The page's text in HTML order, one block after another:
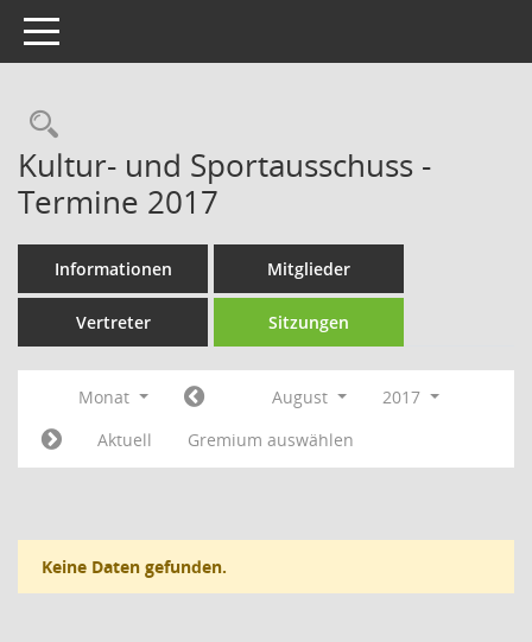
Toggle navigation
Rechercheauswahl
Kultur- und Sportausschuss -
Termine 2017
Informationen Mitglieder
Vertreter Sitzungen
Monat August
2017
Aktuell
Gremium auswählen
Keine Daten gefunden.